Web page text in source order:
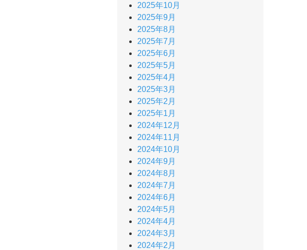
2025年10月
2025年9月
2025年8月
2025年7月
2025年6月
2025年5月
2025年4月
2025年3月
2025年2月
2025年1月
2024年12月
2024年11月
2024年10月
2024年9月
2024年8月
2024年7月
2024年6月
2024年5月
2024年4月
2024年3月
2024年2月